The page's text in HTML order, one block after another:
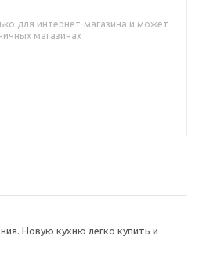
для интернет-магазина и может
магазинах
Новую кухню легко купить и